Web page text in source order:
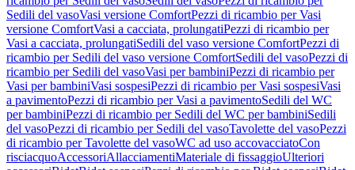
Sedili del vasoVasi versione ComfortPezzi di ricambio per Vasi
versione ComfortVasi a cacciata, prolungatiPezzi di ricambio per
Vasi a cacciata, prolungatiSedili del vaso versione ComfortPezzi di
ricambio per Sedili del vaso versione ComfortSedili del vasoPezzi di
ricambio per Sedili del vasoVasi per bambiniPezzi di ricambio per
Vasi per bambiniVasi sospesiPezzi di ricambio per Vasi sospesiVasi
a pavimentoPezzi di ricambio per Vasi a pavimentoSedili del WC
per bambiniPezzi di ricambio per Sedili del WC per bambiniSedili
del vasoPezzi di ricambio per Sedili del vasoTavolette del vasoPezzi
di ricambio per Tavolette del vasoWC ad uso accovacciatoCon
risciacquoAccessoriAllacciamentiMateriale di fissaggioUlteriori